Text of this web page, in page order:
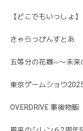
【どこでもいっしょ
きゃらっぴんすとあ
五等分の花嫁∽〜未
東京ゲームショウ
OVERDRIVE 事後物販